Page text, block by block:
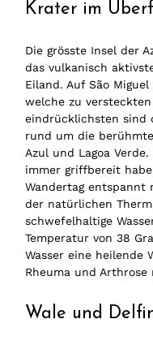
Krater im
Die grösste Insel der
das vulkanisch
Eiland. Auf São
welche zu
eindrücklichsten sind
rund um die
Azul und Lagoa
immer griffbereit
Wandertag entspannt
der natürlichen
schwefelhaltige
Temperatur von 38
Wasser eine heilende
Rheuma und Arthrose
Wale und